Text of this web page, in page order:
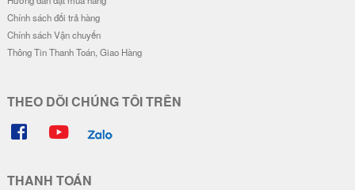
Chính sách đổi trả hàng
Chính sách Vận chuyển
Thông Tin Thanh Toán, Giao Hàng
THEO DÕI CHÚNG TÔI TRÊN
THANH TOÁN